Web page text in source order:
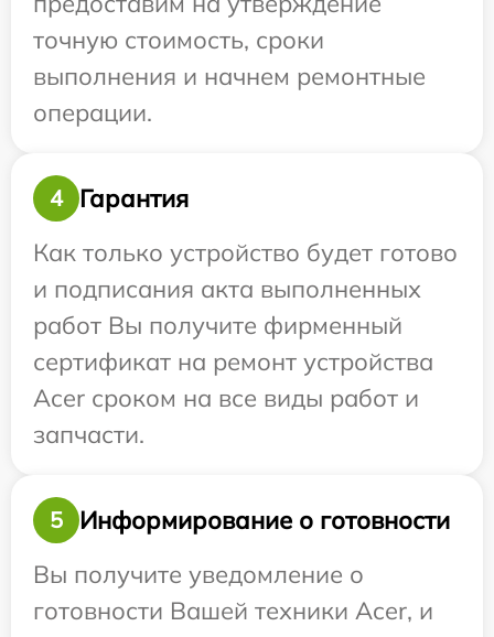
точную стоимость, сроки
выполнения и начнем ремонтные
операции.
4
Гарантия
Как только устройство будет готово
и подписания акта выполненных
работ Вы получите фирменный
сертификат на ремонт устройства
Acer сроком на все виды работ и
запчасти.
5
Информирование о готовности
Вы получите уведомление о
готовности Вашей техники Acer, и